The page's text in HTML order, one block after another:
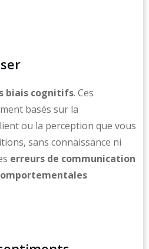
biais cognitifs. Ces
basés sur la
ou la perception que vous
sans connaissance ni
erreurs de communication